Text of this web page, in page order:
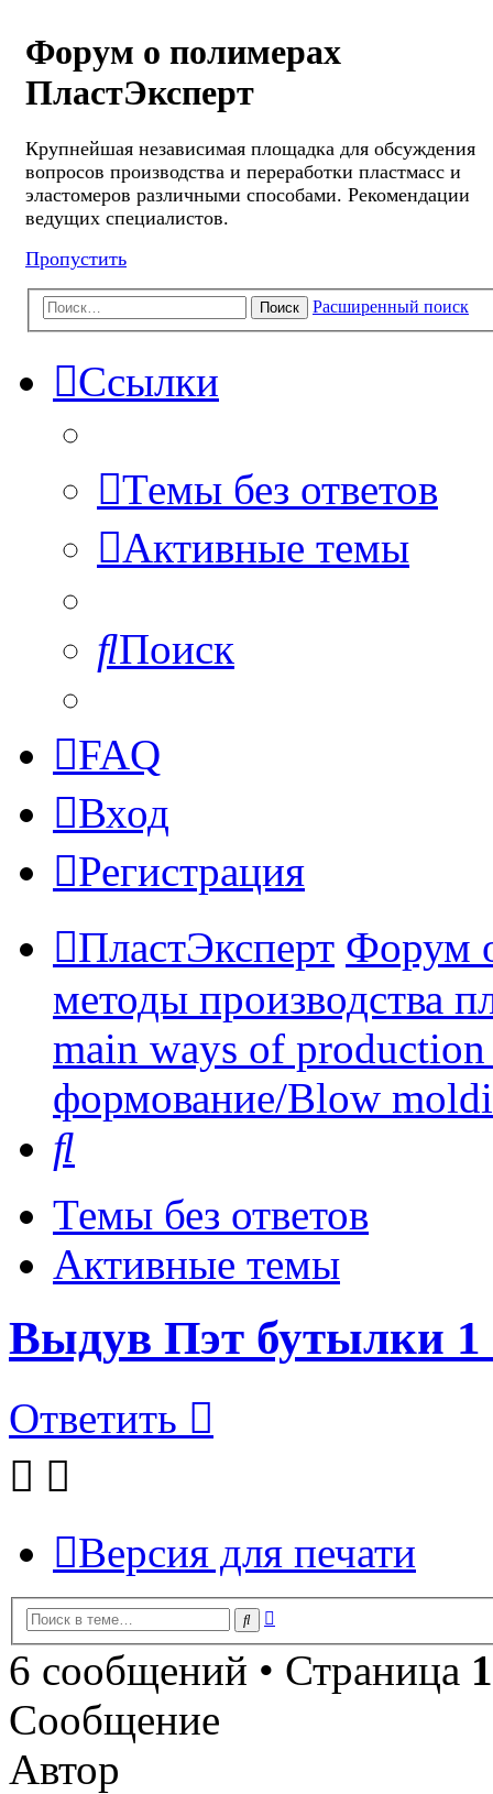
Форум о полимерах
ПластЭксперт
Крупнейшая независимая площадка для обсуждения
вопросов производства и переработки пластмасс и
эластомеров различными способами. Рекомендации
ведущих специалистов.
Пропустить
Поиск Расширенный поиск
Ссылки
Темы без ответов
Активные темы
Поиск
FAQ
Вход
Регистрация
ПластЭксперт Форум
методы производства
main ways of
формование/Blow
Темы без ответов
Активные темы
Выдув Пэт бутылки
Ответить
Версия для печати
Поиск
6 сообщений • Страница 1
Сообщение
Автор